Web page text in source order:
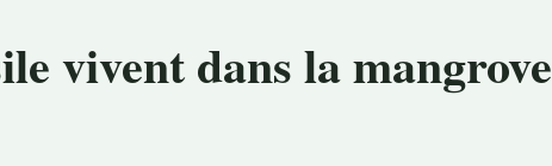
vivent dans la mangrove